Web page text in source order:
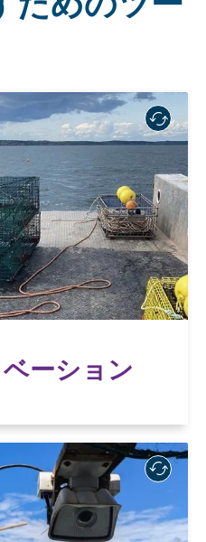
ーション
ーション
を採用することで、脆
れリスクを大幅に軽減
存させることができ
。
リング